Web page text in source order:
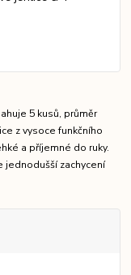
5 kusů, průměr
z vysoce funkčního
a příjemné do ruky.
jednodušší zachycení